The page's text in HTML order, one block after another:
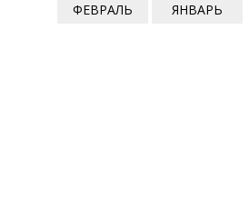
ФЕВРАЛЬ
ЯНВАРЬ